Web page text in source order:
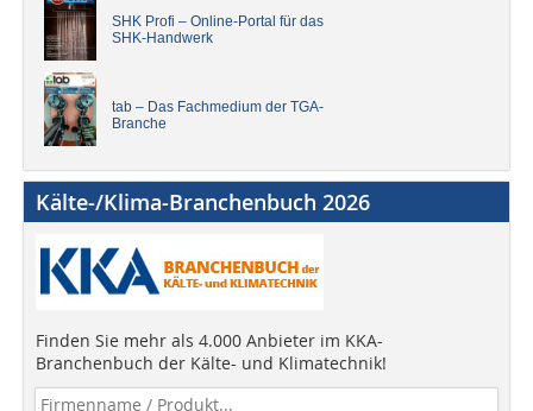
SHK Profi – Online-Portal für das
SHK-Handwerk
tab – Das Fachmedium der TGA-
Branche
Kälte-/Klima-Branchenbuch 2026
Finden Sie mehr als 4.000 Anbieter im KKA-
Branchenbuch der Kälte- und Klimatechnik!